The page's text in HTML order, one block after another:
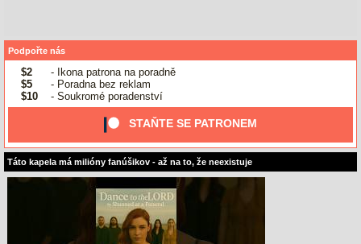
Podpořte nás
$2
- Ikona patrona na poradně
$5
- Poradna bez reklam
$10
- Soukromé poradenství
STAŇTE SE PATRONEM
Táto kapela má milióny fanúšikov - až na to, že neexistuje